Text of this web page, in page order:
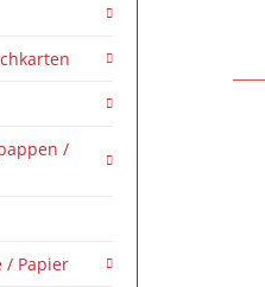
/
/ Papier